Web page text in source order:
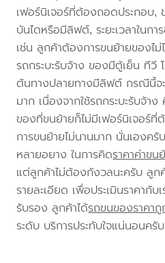
เฟอร์นิเจอร์ที่ต้องถอดประกอบ,
บันไดหรือมีลิฟต์, ระยะเวลาในก
เช่น ลูกค้าต้องการขนย้ายของไม่
รถกระบะรับจ้าง ของมีตู้เย็น ที
ต้นทางปลายทางมีลิฟต์ กรณีนี้จะ
มาก เนื่องจากใช้รถกระบะรับจ้า
ของที่ขนย้ายก็ไม่มีเฟอร์นิเจอร์ที่
การขนย้ายไม่นานมาก นั่นเองครั
หลายอยาง ในการคิดราคาค่าขน
แต่ลูกค้าไม่ต้องกังวลนะครับ ลูก
รายละเอียด เพื่อประเมินราคากั
รับรอง ลูกค้าได้รถขนของราคา
ระดับ บริการประทับใจแน่นอนครับ